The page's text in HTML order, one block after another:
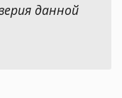
данной